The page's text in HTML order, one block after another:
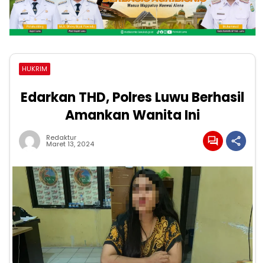
HUKRIM
Edarkan THD, Polres Luwu Berhasil
Amankan Wanita Ini
Redaktur
Maret 13, 2024